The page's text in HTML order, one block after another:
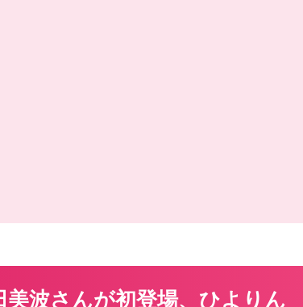
波さんが初登場、ひよりん